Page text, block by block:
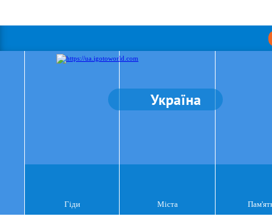
Україна
Гіди Міста